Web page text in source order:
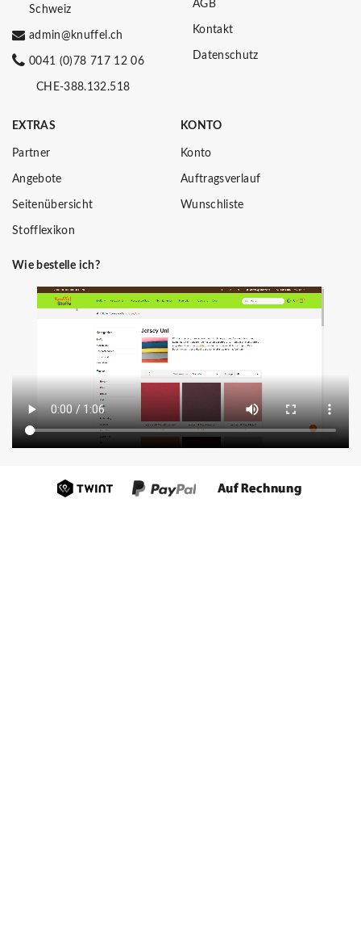
Schweiz
admin@knuffel.ch
0041 (0)78 717 12 06
CHE-388.132.518
AGB
Kontakt
Datenschutz
EXTRAS
Partner
Angebote
Seitenübersicht
Stofflexikon
KONTO
Konto
Auftragsverlauf
Wunschliste
Wie bestelle ich?